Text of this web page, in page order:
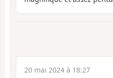
20 mai 2024 à 18:27